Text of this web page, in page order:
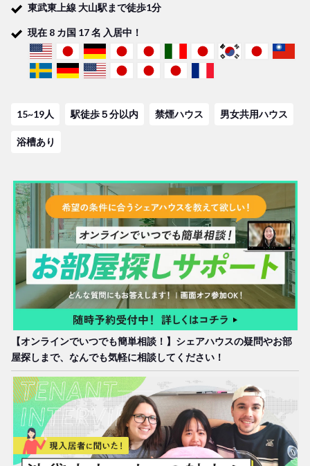
です。南北に広がる商店街では、日常生活に必要なコンビ
ニや薬局はもちろん、おしゃれなカフェや飲食店、ラーメ
ン屋なども充実しています。さらに、池袋へ足を延ばせ
ば、多彩なショッピングやエンターテイメントが楽しめま
【プライベート重視のハウス設計】
大山1では、プライベートな空間を重視しています。白を
基調とし、ビビッドなカラーで差し色をした内装は、見て
いるだけでワクワクした気持ちに。広々としたリビングダ
イニングでは、共同生活を楽しみながら交流を深めること
ができますよ。
各部屋へのアクセスはドアを設置した廊下で仕切り、リビ
ングの騒音も気になりません。トイレも各階に2つずつ完
備され、快適な生活をサポートします。さらに、オートロ
ックの玄関で安全性も確保されています。
シェアハウスメンバー間の交流も大変盛んで、近所のレス
トランやお店で外食を楽しんだり、シェアハウスの中でパ
ーティーを開いたりと、楽しい日常を送れるはず。充実し
東武東上線 大山駅まで徒歩1分
現在 8 カ国 17名 入居中！
15~19人 駅徒歩５分以内 禁煙ハウス 男女共用ハウス
浴槽あり
【オンラインでいつでも簡単相談！】シェアハウスの疑問やお部
屋探しまで、なんでも気軽に相談してください！